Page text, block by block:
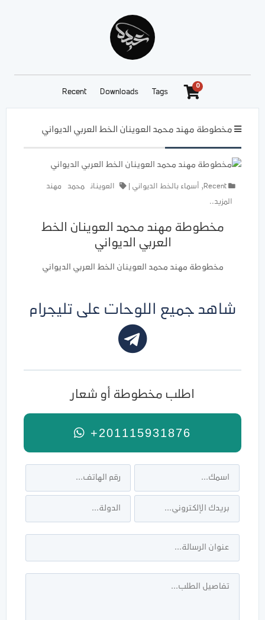
Recent Downloads Tags
0
مخطوطة مهند محمد العوينان الخط العربي الديواني
Recent
, أسماء بالخط الديواني العوينان محمد مهند
المزيد..
مخطوطة مهند محمد العوينان الخط
العربي الديواني
مخطوطة مهند محمد العوينان الخط العربي الديواني
شاهد جميع اللوحات على تليجرام
اطلب مخطوطة أو شعار
+201115931876